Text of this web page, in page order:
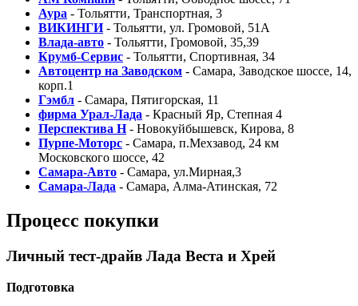
Аура - Тольятти, Транспортная, 3
ВИКИНГИ- Тольятти, ул. Громовой, 51А
Влада-авто - Тольятти, Громовой, 35,39
Крумб-Сервис - Тольятти, Спортивная, 34
Автоцентр на Заводском - Самара, Заводское шоссе, 14,
корп.1
Гэмбл - Самара, Пятигорская, 11
фирма Урал-Лада - Красный Яр, Степная 4
Перспектива Н- Новокуйбышевск, Кирова, 8
Пурпе-Моторс - Самара, п.Мехзавод, 24 км
Московского шоссе, 42
Самара-Авто - Самара, ул.Мирная,3
Самара-Лада - Самара, Алма-Атинская, 72
Процесс покупки
Личный тест-драйв Лада Веста и Хрей
Подготовка